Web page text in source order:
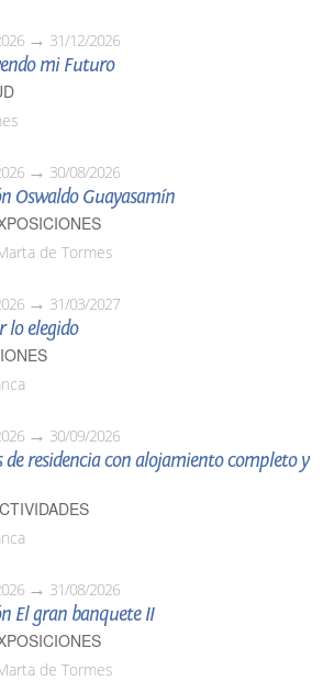
31/12/2026
mi Futuro
30/08/2026
Oswaldo Guayasamín
de Tormes
31/03/2027
lo elegido
30/09/2026
de residencia con alojamiento completo y
31/08/2026
El gran banquete II
de Tormes